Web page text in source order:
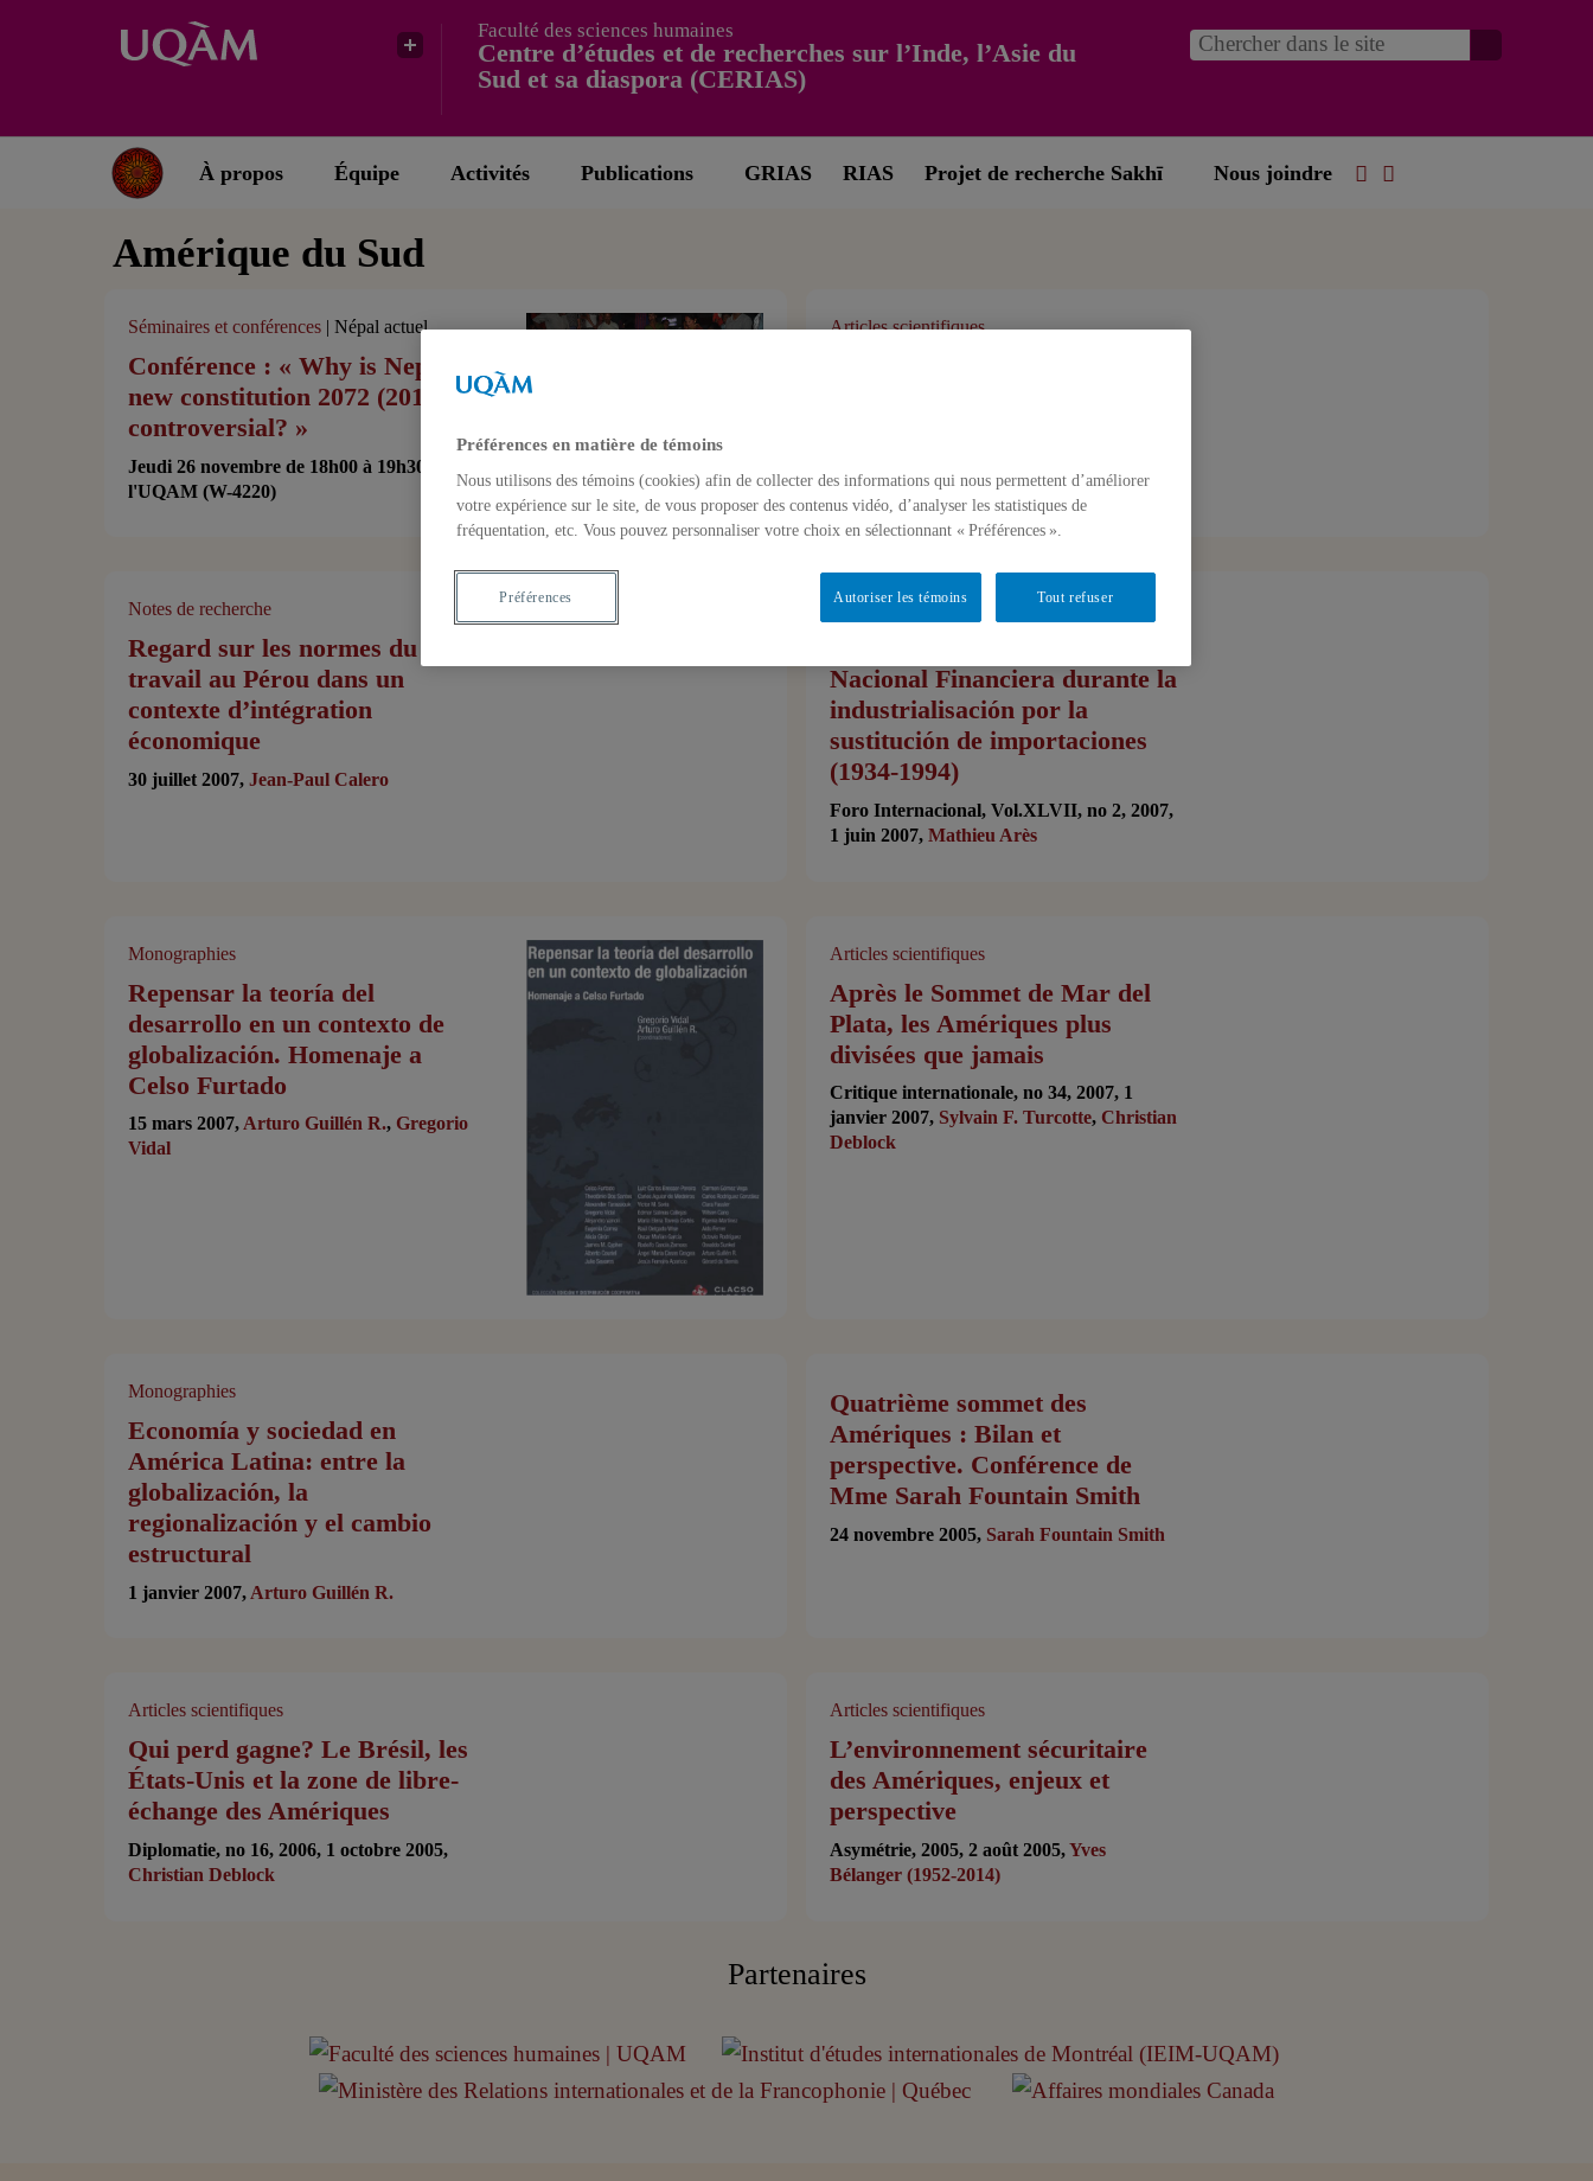
Faculté des sciences humaines
Centre d’études et de recherches sur l’Inde, l’Asie du
Sud et sa diaspora (CERIAS)
À propos Équipe Activités Publications GRIAS RIAS Projet de recherche Sakhī Nous joindre
Amérique du Sud
Séminaires et conférences | Népal actuel
Conférence : « Why is Nepal’s
new constitution 2072 (2015)
controversial? »
Jeudi 26 novembre de 18h00 à 19h30 , à
l'UQAM (W-4220)
Articles scientifiques
Notes de recherche
Regard sur les normes du
travail au Pérou dans un
contexte d’intégration
économique
30 juillet 2007,Jean-Paul Calero
Articles scientifiques
Nacional Financiera durante la
industrialisación por la
sustitución de importaciones
(1934-1994)
Foro Internacional, Vol.XLVII, no 2, 2007,
1 juin 2007,Mathieu Arès
Monographies
Repensar la teoría del
desarrollo en un contexto de
globalización. Homenaje a
Celso Furtado
15 mars 2007,Arturo Guillén R., Gregorio
Vidal
Articles scientifiques
Après le Sommet de Mar del
Plata, les Amériques plus
divisées que jamais
Critique internationale, no 34, 2007, 1
janvier 2007, Sylvain F. Turcotte,Christian
Deblock
Monographies
Economía y sociedad en
América Latina: entre la
globalización, la
regionalización y el cambio
estructural
1 janvier 2007, Arturo Guillén R.
Quatrième sommet des
Amériques : Bilan et
perspective. Conférence de
Mme Sarah Fountain Smith
24 novembre 2005, Sarah Fountain Smith
Articles scientifiques
Qui perd gagne? Le Brésil, les
États-Unis et la zone de libre-
échange des Amériques
Diplomatie, no 16, 2006, 1 octobre 2005,
Christian Deblock
Articles scientifiques
L’environnement sécuritaire
des Amériques, enjeux et
perspective
Asymétrie, 2005, 2 août 2005,Yves
Bélanger (1952-2014)
Partenaires
Préférences en matière de témoins
Nous utilisons des témoins (cookies) afin de collecter des informations qui nous permettent d’améliorer
votre expérience sur le site, de vous proposer des contenus vidéo, d’analyser les statistiques de
fréquentation, etc. Vous pouvez personnaliser votre choix en sélectionnant « Préférences ».
Tout refuser
Autoriser les témoins
Préférences